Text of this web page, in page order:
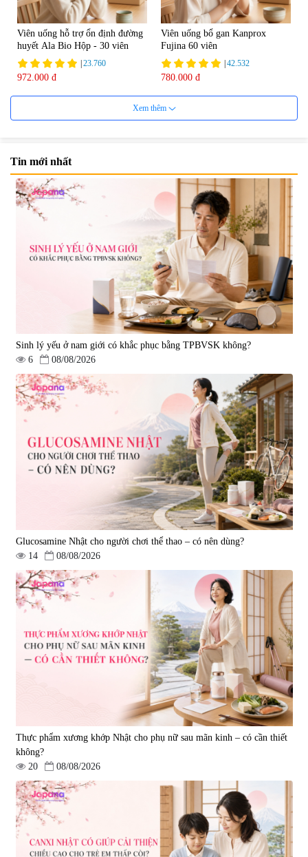
Viên uống hỗ trợ ổn định đường
huyết Ala Bio Hộp - 30 viên
23.760
972.000 đ
Viên uống bổ gan Kanprox
Fujina 60 viên
42.532
780.000 đ
Viên uống bổ gan Ribeto Shoji
543.205
690.000 đ
Viên uống hỗ trợ giải độc và
phục hồi chức năng gan Biken
Liver Ex 120 viên - Date
07/2027
|0
1.390.000 đ
Viên uống hỗ trợ tim mạch AFC
Rich Coenzyme Q10 - 120 viên
2.890.000 đ
Viên uống tăng cường miễn dịch
Ribeto Shoji Fukujyusen 180
viên
|32.160
9.850.000 đ
Viên uống hỗ trợ tăng cường
sinh lý nam Fujina Monster Shot
150 viên
880.000 đ
Viên uống hỗ trợ điều trị ung thư
Fucoidan Okinawa Kanehide Bio
EX 323mg - 150 viên
| 790.621
4.473.500 đ
Xem thêm
Tin mới nhất
Sinh lý yếu ở nam giới có khắc phục bằng TPBVSK không?
6
08/08/2026
Glucosamine Nhật cho người chơi thể thao – có nên dùng?
14
08/08/2026
Thực phẩm xương khớp Nhật cho phụ nữ sau mãn kinh – có cần thiết
không?
20
08/08/2026